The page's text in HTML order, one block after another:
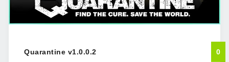
Quarantine v1.0.0.2 0